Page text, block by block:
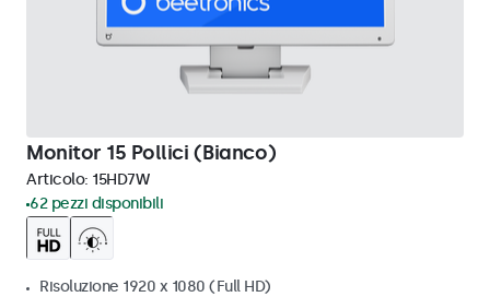
Monitor 15 Pollici (Bianco)
Articolo: 15HD7W
62 pezzi disponibili
Risoluzione 1920 x 1080 (Full HD)